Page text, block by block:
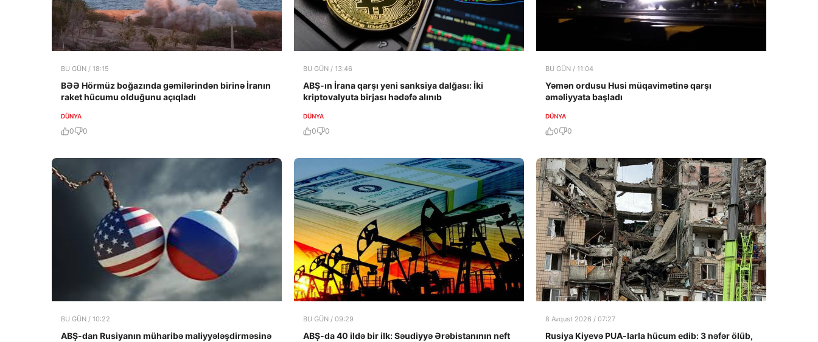
BU GÜN / 18:15
BƏƏ Hörmüz boğazında gəmilərindən birinə İranın
raket hücumu olduğunu açıqladı
DÜNYA
0 0
BU GÜN / 13:46
ABŞ-ın İrana qarşı yeni sanksiya dalğası: İki
kriptovalyuta birjası hədəfə alınıb
DÜNYA
0 0
BU GÜN / 11:04
Yəmən ordusu Husi müqavimətinə qarşı
əməliyyata başladı
DÜNYA
0 0
BU GÜN / 10:22
ABŞ-dan Rusiyanın müharibə maliyyələşdirməsinə
BU GÜN / 09:29
ABŞ-da 40 ildə bir ilk: Səudiyyə Ərəbistanının neft
8 Avqust 2026 / 07:27
Rusiya Kiyevə PUA-larla hücum edib: 3 nəfər ölüb,